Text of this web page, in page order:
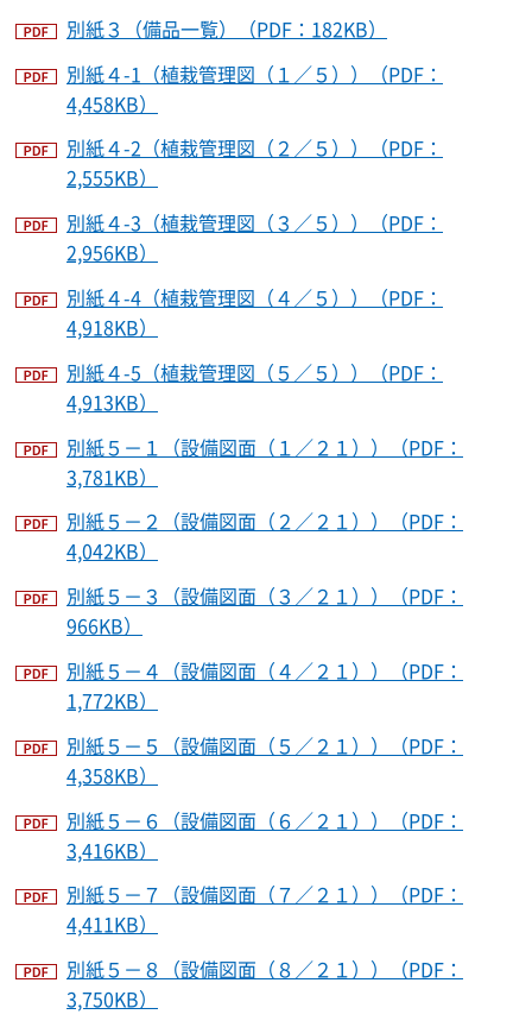
別紙３（備品一覧）（PDF：182KB）
別紙４-1（植栽管理図（１／５））（PDF：
4,458KB）
別紙４-2（植栽管理図（２／５））（PDF：
2,555KB）
別紙４-3（植栽管理図（３／５））（PDF：
2,956KB）
別紙４-4（植栽管理図（４／５））（PDF：
4,918KB）
別紙４-5（植栽管理図（５／５））（PDF：
4,913KB）
別紙５－１（設備図面（１／２１））（PDF：
3,781KB）
別紙５－２（設備図面（２／２１））（PDF：
4,042KB）
別紙５－３（設備図面（３／２１））（PDF：
966KB）
別紙５－４（設備図面（４／２１））（PDF：
1,772KB）
別紙５－５（設備図面（５／２１））（PDF：
4,358KB）
別紙５－６（設備図面（６／２１））（PDF：
3,416KB）
別紙５－７（設備図面（７／２１））（PDF：
4,411KB）
別紙５－８（設備図面（８／２１））（PDF：
3,750KB）